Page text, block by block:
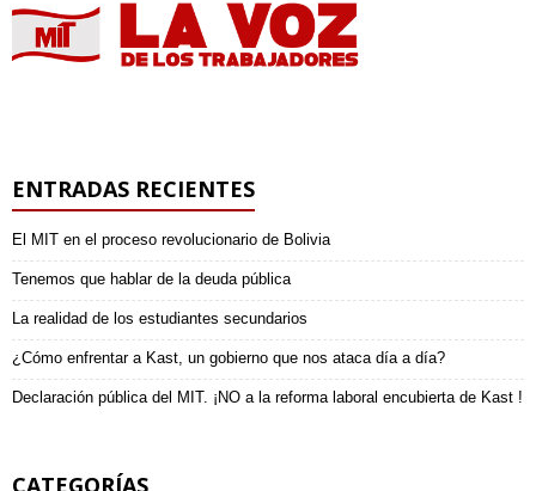
ENTRADAS RECIENTES
El MIT en el proceso revolucionario de Bolivia
Tenemos que hablar de la deuda pública
La realidad de los estudiantes secundarios
¿Cómo enfrentar a Kast, un gobierno que nos ataca día a día?
Declaración pública del MIT. ¡NO a la reforma laboral encubierta de Kast !
CATEGORÍAS